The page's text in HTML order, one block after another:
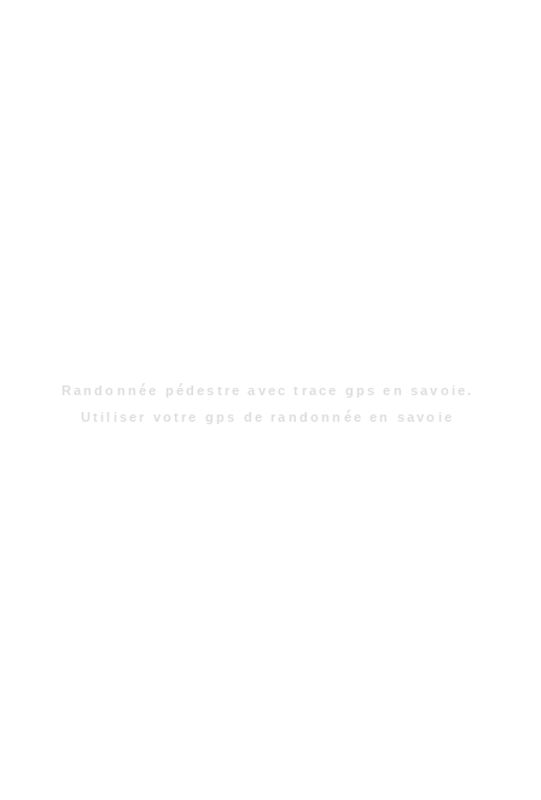
Randonnée pédestre avec trace gps en savoie.
Utiliser votre gps de randonnée en savoie